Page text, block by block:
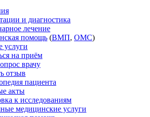
и диагностика
лечение
помощь (ВМП, ОМС)
услуги
на приём
врачу
отзыв
пациента
акты
к исследованиям
медицинские услуги